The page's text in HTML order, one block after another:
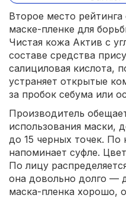
Второе место
маске-пленке для
Чистая кожа Актив с
составе средства
салициловая кислота,
устраняет открытые
за пробок себума или
Производитель
использования маски,
до 15 черных точек. По
напоминает суфле.
По лицу
она довольно долго —
маска-пленка хорошо,